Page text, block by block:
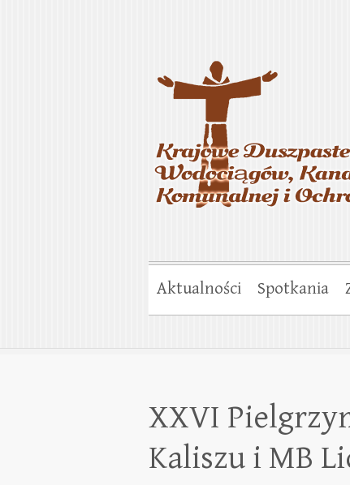
Krajowe
Gospodarki
Aktualności Spotkania
XXVI
Kaliszu i MB